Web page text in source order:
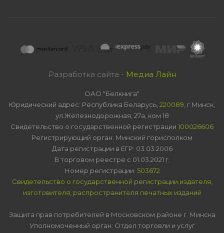
Разработка сайта - Медиа Лайн
ОАО "Белкнига"
Юридический адрес: Республика Беларусь, 220089 , г.Минск,
ул.Железнодорожная, 27а, ком 18
Свидетельство о государственной регистрации 100026606
Регистрирующий орган: Минский горисполком
Дата регистрации в ЕГР: 03.03.2006
В торговом реестре с 01.03.2021 г.
Номер регистрации: 503672
Свидетельство о государственной регистрации издателя,
изготовителя, распространителя печатных изданий
Защита прав потребителей в Московском районе г. Минска
Уполномоченный орган: Отдел торговли и услуг